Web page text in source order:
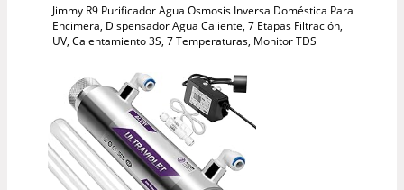
Jimmy R9 Purificador Agua Osmosis Inversa Doméstica Para
Encimera, Dispensador Agua Caliente, 7 Etapas Filtración,
UV, Calentamiento 3S, 7 Temperaturas, Monitor TDS